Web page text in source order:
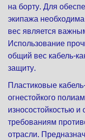
на борту. Для
экипажа
вес является
Использование
общий вес кабель-
защиту.
Пластиковые
огнестойкого
износостойкостью и
требованиям
отрасли.